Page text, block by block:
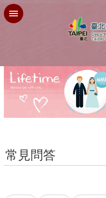
跳到主要內容區塊
常見問答